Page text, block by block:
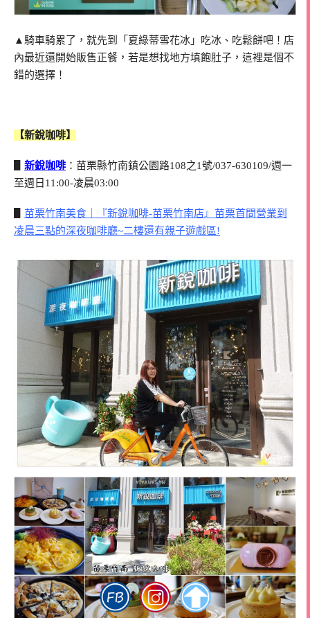
▲騎車騎累了，就先到「夏綠蒂雪花冰」吃冰、吃鬆餅吧！店
內最近還開始販售正餐，若是想找地方填飽肚子，這裡是個不
錯的選擇！
【新銳咖啡】
新銳咖啡 ：苗栗縣竹南鎮公園路108之1號/037-630109/週一
至週日11:00-凌晨03:00
苗栗竹南美食｜『新銳咖啡-苗栗竹南店』苗栗首間營業到
凌晨三點的深夜咖啡廳~二樓還有親子遊戲區!